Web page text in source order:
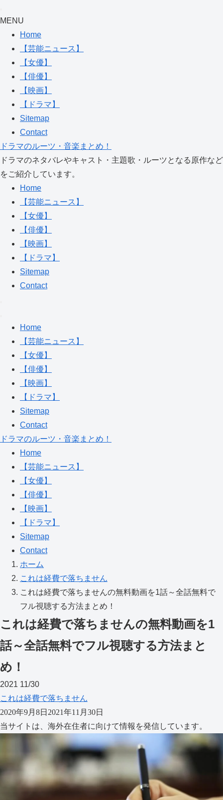
MENU
Home
【芸能ニュース】
【女優】
【俳優】
【映画】
【ドラマ】
Sitemap
Contact
ドラマのルーツ・音楽まとめ！
ドラマのネタバレやキャスト・主題歌・ルーツとなる原作など
をご紹介しています。
Home
【芸能ニュース】
【女優】
【俳優】
【映画】
【ドラマ】
Sitemap
Contact
Home
【芸能ニュース】
【女優】
【俳優】
【映画】
【ドラマ】
Sitemap
Contact
ドラマのルーツ・音楽まとめ！
Home
【芸能ニュース】
【女優】
【俳優】
【映画】
【ドラマ】
Sitemap
Contact
ホーム
これは経費で落ちません
これは経費で落ちませんの無料動画を1話～全話無料で
フル視聴する方法まとめ！
これは経費で落ちませんの無料動画を1
話～全話無料でフル視聴する方法まと
め！
2021 11/30
これは経費で落ちません
2020年9月8日 2021年11月30日
当サイトは、海外在住者に向けて情報を発信しています。